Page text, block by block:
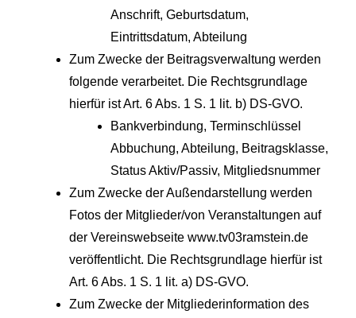
Anschrift, Geburtsdatum,
Eintrittsdatum, Abteilung
Zum Zwecke der Beitragsverwaltung werden
folgende verarbeitet. Die Rechtsgrundlage
hierfür ist Art. 6 Abs. 1 S. 1 lit. b) DS-GVO.
Bankverbindung, Terminschlüssel
Abbuchung, Abteilung, Beitragsklasse,
Status Aktiv/Passiv, Mitgliedsnummer
Zum Zwecke der Außendarstellung werden
Fotos der Mitglieder/von Veranstaltungen auf
der Vereinswebseite www.tv03ramstein.de
veröffentlicht. Die Rechtsgrundlage hierfür ist
Art. 6 Abs. 1 S. 1 lit. a) DS-GVO.
Zum Zwecke der Mitgliederinformation des